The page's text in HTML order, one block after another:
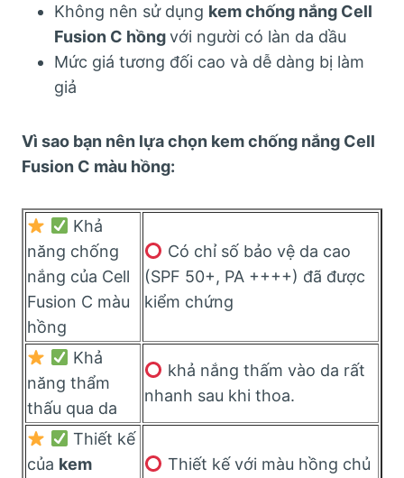
Không nên sử dụng kem chống nắng Cell
Fusion C hồngvới người có làn da dầu
Mức giá tương đối cao và dễ dàng bị làm
giả
Vì sao bạn nên lựa chọn kem chống nắng Cell
Fusion C màu hồng:
Khả
năng chống
nắng của Cell
Fusion C màu
hồng
Có chỉ số bảo vệ da cao
(SPF 50+, PA ++++) đã được
kiểm chứng
Khả
năng thẩm
thấu qua da
khả nắng thấm vào da rất
nhanh sau khi thoa.
Thiết kế
của kem
Thiết kế với màu hồng chủ